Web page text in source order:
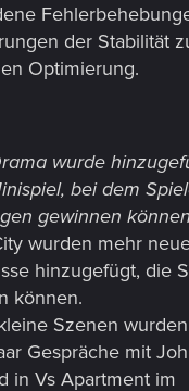
der Stabilität
Optimierung.
wurde
bei dem
gewinnen
wurden mehr
hinzugefügt, die
können.
Szenen
Gespräche mit
in Vs Apartment im